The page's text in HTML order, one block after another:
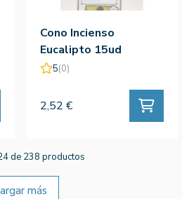
Cono Incienso
Eucalipto 15ud
5(0)
2,52 €
de 238 productos
más